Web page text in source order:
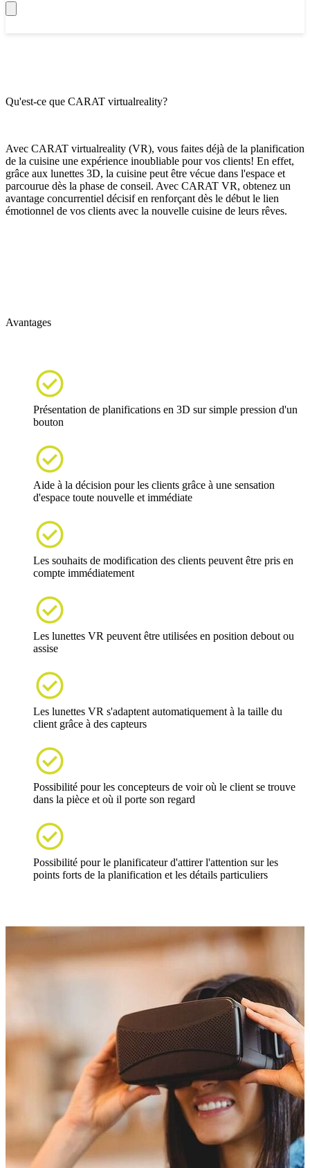
Qu'est-ce que CARAT virtualreality?
Avec CARAT virtualreality (VR), vous faites déjà de la planification
de la cuisine une expérience inoubliable pour vos clients! En effet,
grâce aux lunettes 3D, la cuisine peut être vécue dans l'espace et
parcourue dès la phase de conseil. Avec CARAT VR, obtenez un
avantage concurrentiel décisif en renforçant dès le début le lien
émotionnel de vos clients avec la nouvelle cuisine de leurs rêves.
Avantages

Présentation de planifications en 3D sur simple pression d'un
bouton

Aide à la décision pour les clients grâce à une sensation
d'espace toute nouvelle et immédiate

Les souhaits de modification des clients peuvent être pris en
compte immédiatement

Les lunettes VR peuvent être utilisées en position debout ou
assise

Les lunettes VR s'adaptent automatiquement à la taille du
client grâce à des capteurs

Possibilité pour les concepteurs de voir où le client se trouve
dans la pièce et où il porte son regard

Possibilité pour le planificateur d'attirer l'attention sur les
points forts de la planification et les détails particuliers